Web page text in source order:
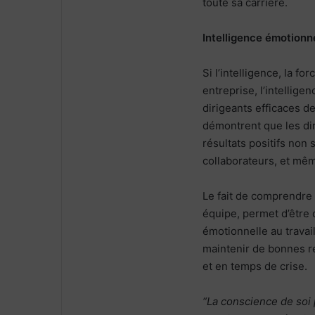
Intelligence
Si l’intelligence, la
entreprise,
dirigeants efficaces
démontrent que les
résultats positifs non
collaborateurs, et
Le fait de comprendre
équipe, permet d’être
émotionnelle au
maintenir de bonnes
et en temps de crise.
“La conscience de